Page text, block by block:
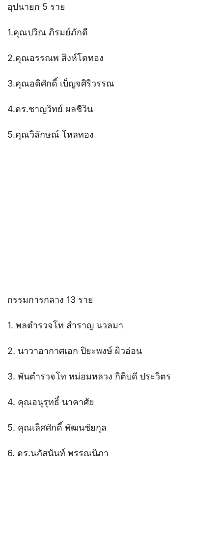
อุปนายก 5 ราย
1.คุณปวิณ ภิรมย์ภักดี
2.คุณอรรณพ สิงห์โตทอง
3.คุณอดิศักดิ์ เบ็ญจศิริวรรณ
4.ดร.ชาญวิทย์ ผลชีวิน
5.คุณวิลักษณ์ โหลทอง
กรรมการกลาง 13 ราย
1. พลตำรวจโท สำราญ นวลมา
2. นาวาอากาศเอก ปิยะพงษ์ ผิวอ่อน
3. พันตำรวจโท หม่อมหลวง กิติบดี ประวิตร
4. คุณอนุรุทธิ์ นาคาศัย
5. คุณเลิศศักดิ์ พัฒนชัยกุล
6. ดร.นภัสนันท์ พรรณนิภา